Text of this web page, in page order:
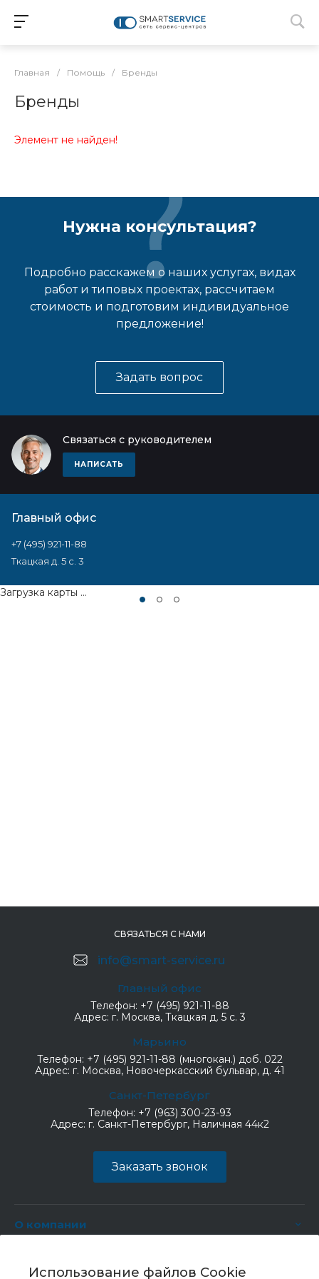
Использование файлов Cookie
Главная / Помощь / Бренды
Бренды
Элемент не найден!
Нужна консультация?
Подробно расскажем о наших услугах, видах
работ и типовых проектах, рассчитаем
стоимость и подготовим индивидуальное
предложение!
Задать вопрос
Связаться с руководителем
НАПИСАТЬ
Главный офис
+7 (495) 921-11-88
Ткацкая д. 5 с. 3
Загрузка карты ...
СВЯЗАТЬСЯ С НАМИ
info@smart-service.ru
Главный офис
Телефон: +7 (495) 921-11-88
Адрес: г. Москва, Ткацкая д. 5 с. 3
Марьино
Телефон: +7 (495) 921-11-88 (многокан.) доб. 022
Адрес: г. Москва, Новочеркасский бульвар, д. 41
Санкт-Петербург
Телефон: +7 (963) 300-23-93
Адрес: г. Санкт-Петербург, Наличная 44к2
Заказать звонок
О компании
Услуги